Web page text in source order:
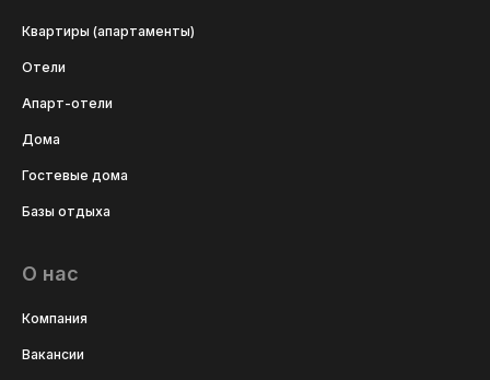
Квартиры (апартаменты)
Отели
Апарт-отели
Дома
Гостевые дома
Базы отдыха
О нас
Компания
Вакансии